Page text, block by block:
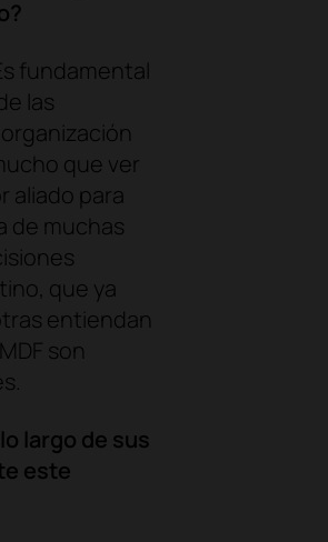
fundamental
las
que ver
aliado para
de muchas
que ya
entiendan
son
largo de sus
este